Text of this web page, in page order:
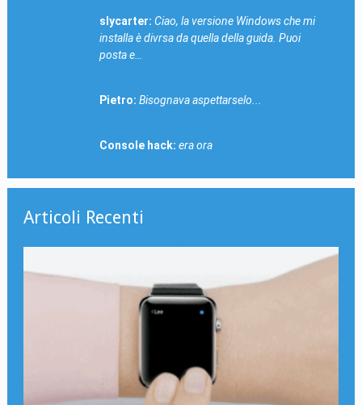
slycarter: Ciao, la versione Windows che mi
installa è divrsa da quella della guida. Puoi
posta e…
Pietro: Bisognava aspettarselo...
Console hack: era ora
Articoli Recenti